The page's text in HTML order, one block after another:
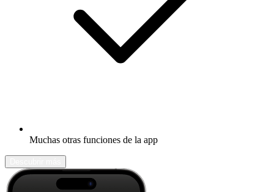
Muchas otras funciones de la app